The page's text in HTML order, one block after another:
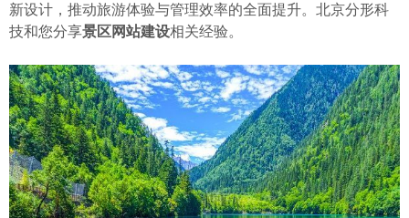
新设计，推动旅游体验与管理效率的全面提升。北京分形科
技和您分享景区网站建设相关经验。